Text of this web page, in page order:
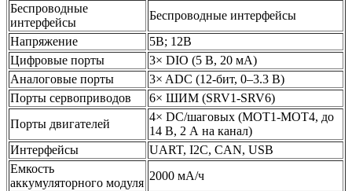
Беспроводные
интерфейсы
Беспроводные интерфейсы
Напряжение
5В; 12В
Цифровые порты
3× DIO (5 В, 20 мА)
Аналоговые порты
3× ADC (12-бит, 0–3.3 В)
Порты сервоприводов
6× ШИМ (SRV1-SRV6)
Порты двигателей
4× DC/шаговых (MOT1-MOT4, до
14 В, 2 А на канал)
Интерфейсы
UART, I2C, CAN, USB
Емкость
аккумуляторного модуля
2000 мА/ч